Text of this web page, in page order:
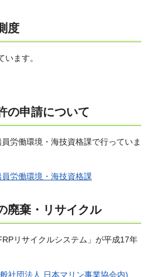
度
ます。
の申請について
労働環境・海技資格課で行っていま
労働環境・海技資格課
廃棄・リサイクル
リサイクルシステム」が平成17年
社団法人 日本マリン事業協会内)